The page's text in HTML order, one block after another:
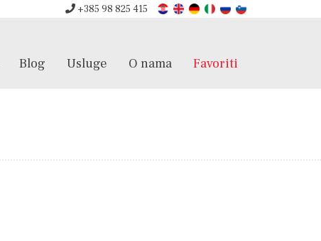
+385 98 825 415
Blog Usluge O nama Favoriti